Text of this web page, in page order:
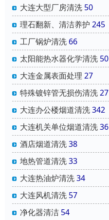
大连大型厂房清洗 50
理石翻新、清洁养护 245
工厂锅炉清洗 66
太阳能热水器化学清洗 50
大连金属表面处理 27
特殊镀锌管无损伤清洗27
大连办公楼烟道清洗342
大连机关单位烟道清洗36
酒店烟道清洗38
地热管道清洗33
大连热油炉清洗34
大连风机清洗 57
净化器清洁 54